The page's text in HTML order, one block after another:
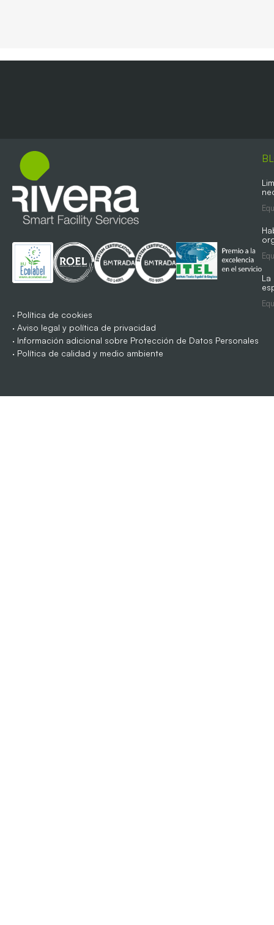
· Política de cookies
· Aviso legal y política de privacidad
· Información adicional sobre Protección de Datos Personales
· Política de calidad y medio ambiente